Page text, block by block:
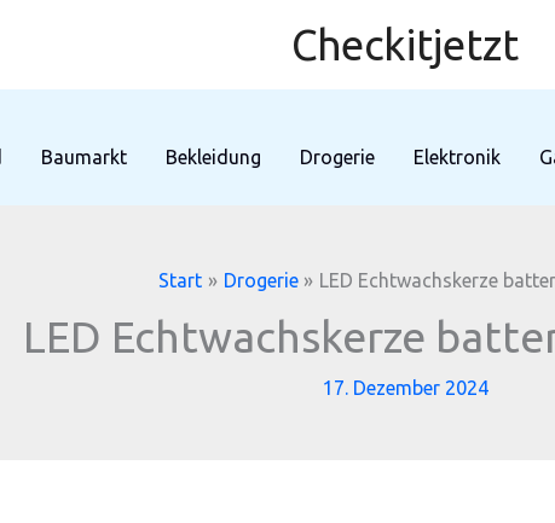
Checkitjetzt
Baumarkt Bekleidung Drogerie Elektronik
Start Drogerie LED Echtwachskerze
LED Echtwachskerze
17. Dezember 2024